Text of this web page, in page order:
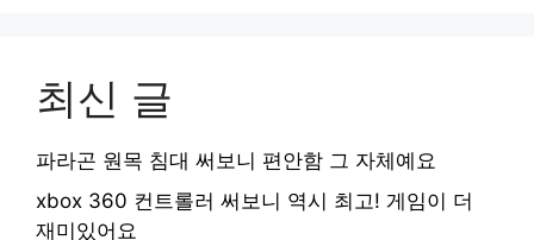
최신 글
파라곤 원목 침대 써보니 편안함 그 자체예요
xbox 360 컨트롤러 써보니 역시 최고! 게임이 더
재미있어요